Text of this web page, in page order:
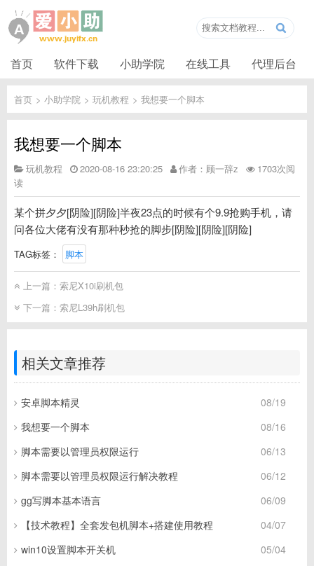
首页 软件下载 小助学院 在线工具 代理后台
首页 > 小助学院 > 玩机教程 > 我想要一个脚本
我想要一个脚本
玩机教程 2020-08-16 23:20:25 作者：顾一辞z
1703次阅
读
某个拼夕夕[阴险][阴险]半夜23点的时候有个9.9抢购手机，请
问各位大佬有没有那种秒抢的脚步[阴险][阴险][阴险]
TAG标签： 脚本
上一篇： 索尼X10i刷机包
下一篇： 索尼L39h刷机包
相关文章推荐
08/19
安卓脚本精灵
08/16
我想要一个脚本
06/13
脚本需要以管理员权限运行
06/12
脚本需要以管理员权限运行解决教程
06/09
gg写脚本基本语言
04/07
【技术教程】全套发包机脚本+搭建使用教程
05/04
win10设置脚本开关机